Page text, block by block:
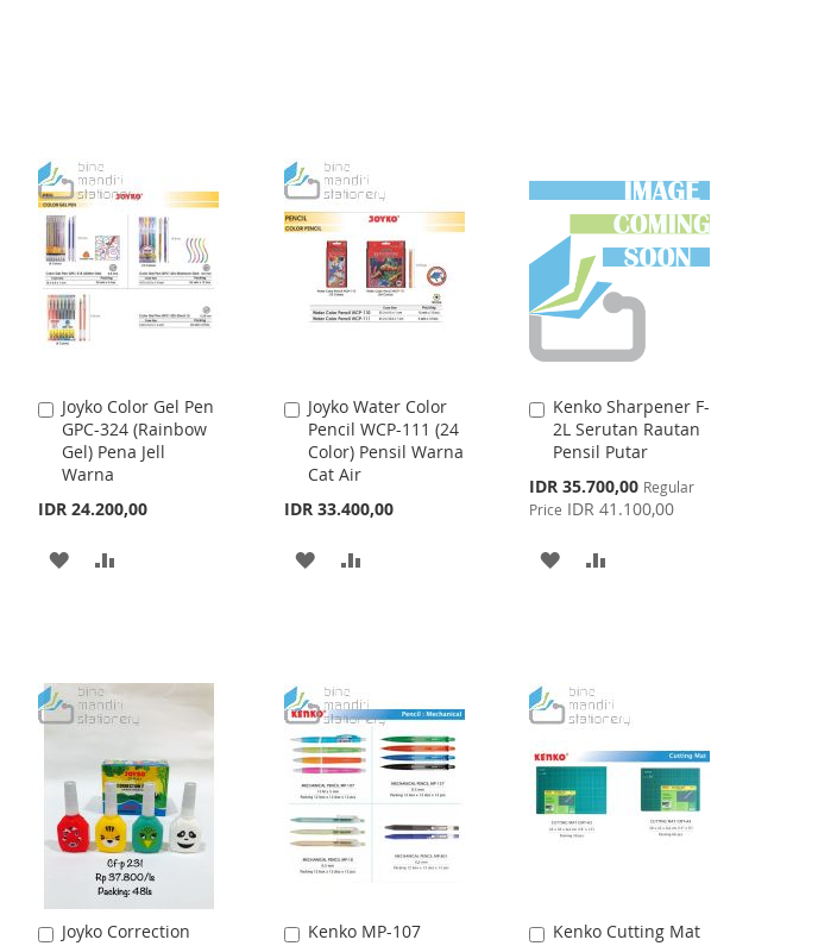
Joyko Color Gel Pen
GPC-324 (Rainbow
Gel) Pena Jell
Warna
IDR 24.200,00
Add
to
Cart
ADD
LIST
Joyko Water Color
Pencil WCP-111 (24
Color) Pensil Warna
Cat Air
IDR 33.400,00
Add
to
Cart
ADD
LIST
Kenko Sharpener F-
2L Serutan Rautan
Pensil Putar
Special
Price
IDR 35.700,00 Regular
Price IDR 41.100,00
Add
to
Cart
ADD
LIST
Joyko Correction
Add
Kenko MP-107
Add
Kenko Cutting Mat
Add